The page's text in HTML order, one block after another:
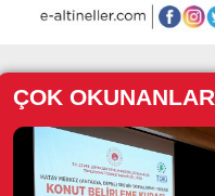
ÇOK OKUNANLAR